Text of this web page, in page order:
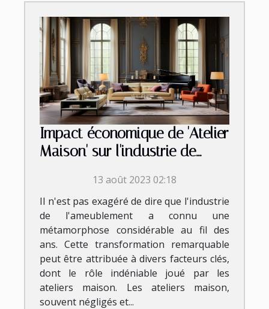
Impact économique de 'Atelier
Maison' sur l'industrie de
13 août 2023 02:18
Il n'est pas exagéré de dire que l'industrie
de l'ameublement a connu une
métamorphose considérable au fil des
ans. Cette transformation remarquable
peut être attribuée à divers facteurs clés,
dont le rôle indéniable joué par les
ateliers maison. Les ateliers maison,
souvent négligés et...